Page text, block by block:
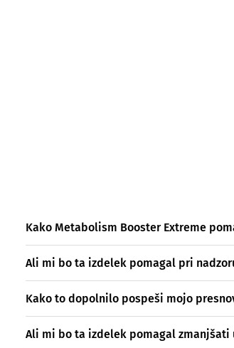
Kako Metabolism Booster Extreme
Ali mi bo ta izdelek pomagal pri
Kako to dopolnilo pospeši mojo
Ali mi bo ta izdelek pomagal